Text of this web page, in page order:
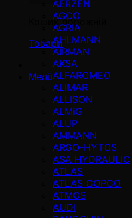
Кошик порожній
Товари
Menü
AERZEN
AGCO
AGRIA
AHLMANN
AIRMAN
AKSA
ALFAROMEO
ALIMAR
ALLISON
ALMiG
ALUP
AMMANN
ARGO-HYTOS
ASA HYDRAULIC
ATLAS
ATLAS COPCO
ATMOS
AUDI